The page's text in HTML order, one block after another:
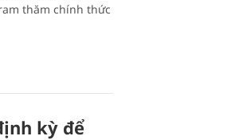
thăm chính thức
kỳ để